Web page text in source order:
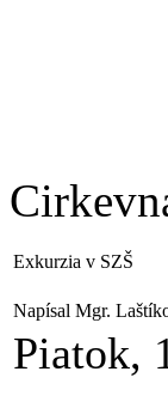
Exkurzia v SZŠ
Napísal Mgr.
Piatok,